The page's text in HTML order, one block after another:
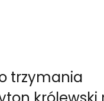
trzymania